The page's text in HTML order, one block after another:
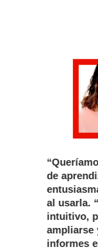
de
al usarla.
intuitivo,
ampliarse
informes